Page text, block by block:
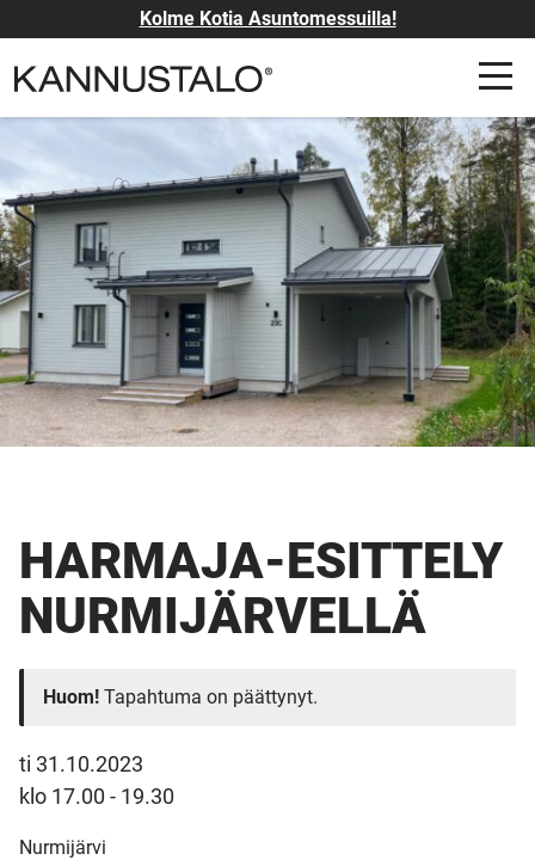
Kolme Kotia Asuntomessuilla!
HARMAJA-ESITTELY
NURMIJÄRVELLÄ
Huom! Tapahtuma on päättynyt.
ti 31.10.2023
klo 17.00 - 19.30
Nurmijärvi